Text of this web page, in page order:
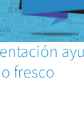
fresco